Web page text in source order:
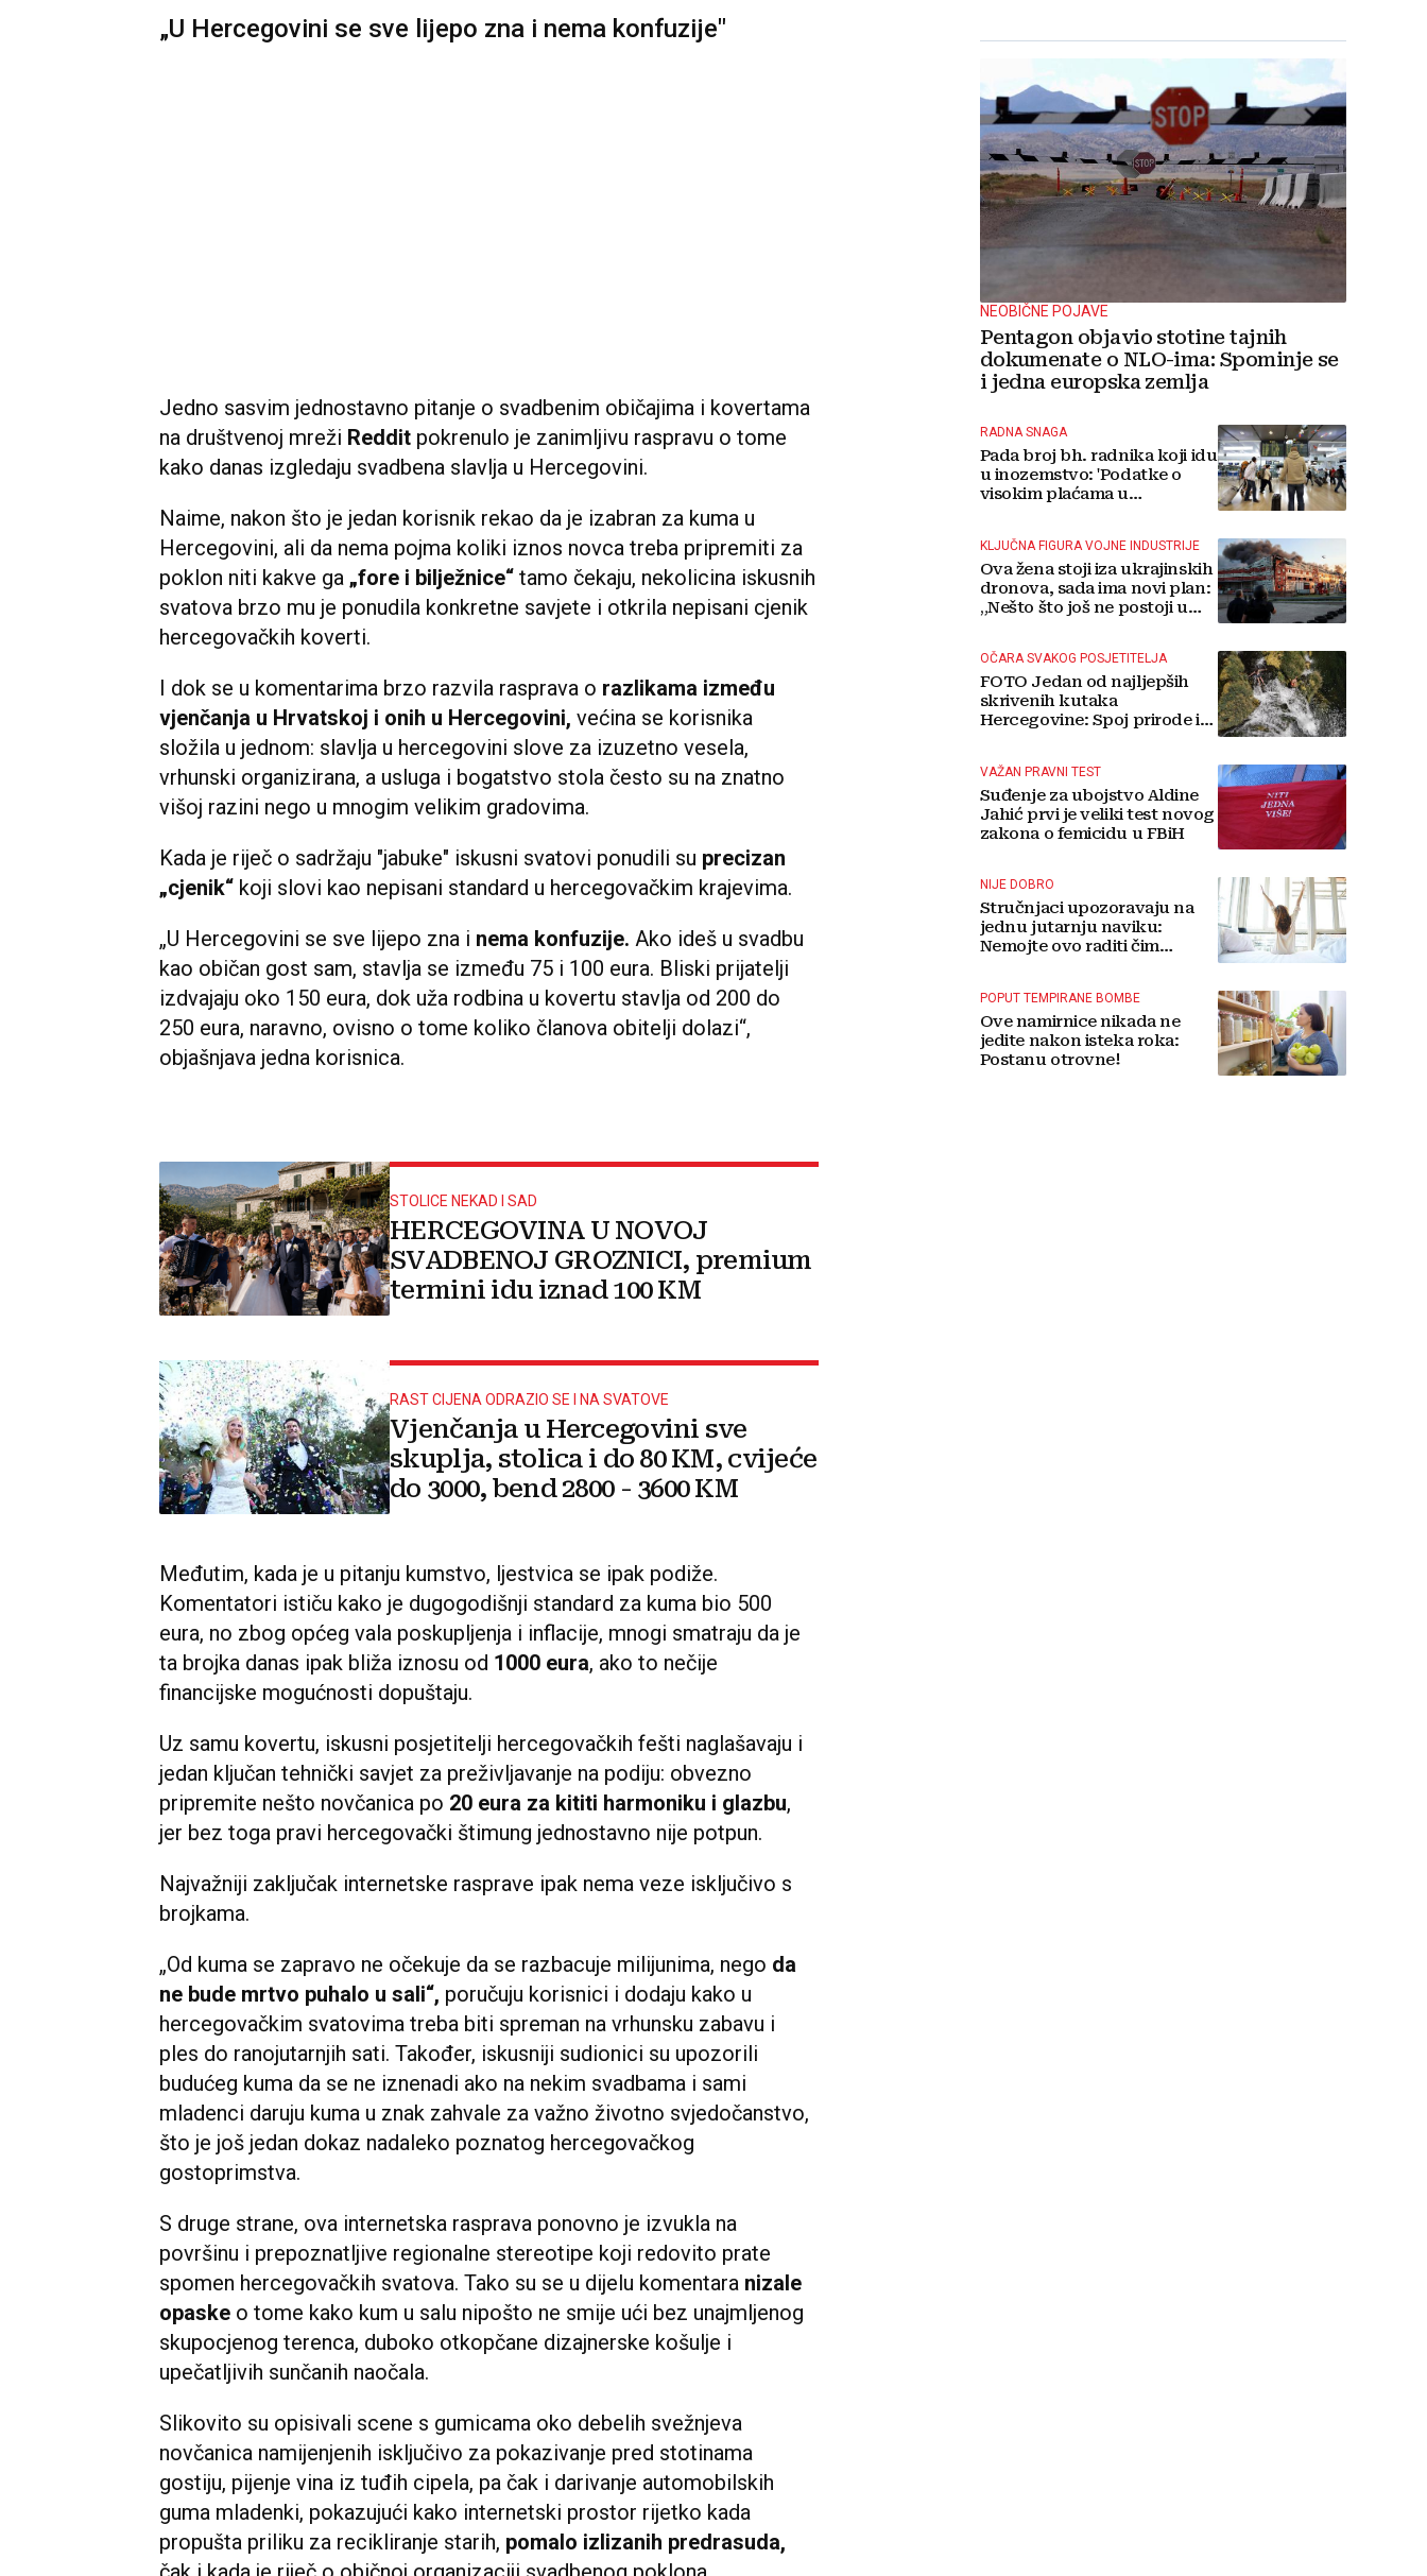
„U Hercegovini se sve lijepo zna i nema konfuzije"
Jedno sasvim jednostavno pitanje o svadbenim običajima i kovertama
na društvenoj mreži Reddit pokrenulo je zanimljivu raspravu o tome
kako danas izgledaju svadbena slavlja u Hercegovini.
Naime, nakon što je jedan korisnik rekao da je izabran za kuma u
Hercegovini, ali da nema pojma koliki iznos novca treba pripremiti za
poklon niti kakve ga „fore i bilježnice“ tamo čekaju, nekolicina iskusnih
svatova brzo mu je ponudila konkretne savjete i otkrila nepisani cjenik
hercegovačkih koverti.
I dok se u komentarima brzo razvila rasprava o razlikama između
vjenčanja u Hrvatskoj i onih u Hercegovini, većina se korisnika
složila u jednom: slavlja u hercegovini slove za izuzetno vesela,
vrhunski organizirana, a usluga i bogatstvo stola često su na znatno
višoj razini nego u mnogim velikim gradovima.
Kada je riječ o sadržaju "jabuke" iskusni svatovi ponudili su precizan
„cjenik“ koji slovi kao nepisani standard u hercegovačkim krajevima.
„U Hercegovini se sve lijepo zna i nema konfuzije. Ako ideš u svadbu
kao običan gost sam, stavlja se između 75 i 100 eura. Bliski prijatelji
izdvajaju oko 150 eura, dok uža rodbina u kovertu stavlja od 200 do
250 eura, naravno, ovisno o tome koliko članova obitelji dolazi“,
objašnjava jedna korisnica.
STOLICE NEKAD I SAD
HERCEGOVINA U NOVOJ
SVADBENOJ GROZNICI, premium
termini idu iznad 100 KM
RAST CIJENA ODRAZIO SE I NA SVATOVE
Vjenčanja u Hercegovini sve
skuplja, stolica i do 80 KM, cvijeće
do 3000, bend 2800 - 3600 KM
Međutim, kada je u pitanju kumstvo, ljestvica se ipak podiže.
Komentatori ističu kako je dugogodišnji standard za kuma bio 500
eura, no zbog općeg vala poskupljenja i inflacije, mnogi smatraju da je
ta brojka danas ipak bliža iznosu od 1000 eura, ako to nečije
financijske mogućnosti dopuštaju.
Uz samu kovertu, iskusni posjetitelji hercegovačkih fešti naglašavaju i
jedan ključan tehnički savjet za preživljavanje na podiju: obvezno
pripremite nešto novčanica po 20 eura za kititi harmoniku i glazbu,
jer bez toga pravi hercegovački štimung jednostavno nije potpun.
Najvažniji zaključak internetske rasprave ipak nema veze isključivo s
brojkama.
„Od kuma se zapravo ne očekuje da se razbacuje milijunima, nego da
ne bude mrtvo puhalo u sali“, poručuju korisnici i dodaju kako u
hercegovačkim svatovima treba biti spreman na vrhunsku zabavu i
ples do ranojutarnjih sati. Također, iskusniji sudionici su upozorili
budućeg kuma da se ne iznenadi ako na nekim svadbama i sami
mladenci daruju kuma u znak zahvale za važno životno svjedočanstvo,
što je još jedan dokaz nadaleko poznatog hercegovačkog
gostoprimstva.
S druge strane, ova internetska rasprava ponovno je izvukla na
površinu i prepoznatljive regionalne stereotipe koji redovito prate
spomen hercegovačkih svatova. Tako su se u dijelu komentara nizale
opaske o tome kako kum u salu nipošto ne smije ući bez unajmljenog
skupocjenog terenca, duboko otkopčane dizajnerske košulje i
upečatljivih sunčanih naočala.
Slikovito su opisivali scene s gumicama oko debelih svežnjeva
novčanica namijenjenih isključivo za pokazivanje pred stotinama
gostiju, pijenje vina iz tuđih cipela, pa čak i darivanje automobilskih
guma mladenki, pokazujući kako internetski prostor rijetko kada
propušta priliku za recikliranje starih, pomalo izlizanih predrasuda,
NEOBIČNE POJAVE
Pentagon objavio stotine tajnih
dokumenate o NLO-ima: Spominje se
i jedna europska zemlja
RADNA SNAGA
Pada broj bh. radnika koji idu
u inozemstvo: 'Podatke o
visokim plaćama u
KLJUČNA FIGURA VOJNE INDUSTRIJE
Ova žena stoji iza ukrajinskih
dronova, sada ima novi plan:
„Nešto što još ne postoji u
OČARA SVAKOG POSJETITELJA
FOTO Jedan od najljepših
skrivenih kutaka
Hercegovine: Spoj prirode i
VAŽAN PRAVNI TEST
Suđenje za ubojstvo Aldine
Jahić prvi je veliki test novog
zakona o femicidu u FBiH
NIJE DOBRO
Stručnjaci upozoravaju na
jednu jutarnju naviku:
Nemojte ovo raditi čim
POPUT TEMPIRANE BOMBE
Ove namirnice nikada ne
jedite nakon isteka roka:
Postanu otrovne!